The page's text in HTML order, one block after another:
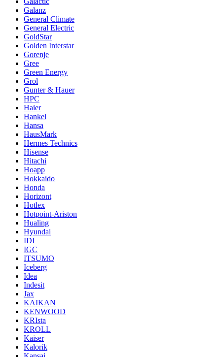
Galanz
General Climate
General Electric
GoldStar
Golden Interstar
Gorenje
Gree
Green Energy
Grol
Gunter & Hauer
HPC
Haier
Hankel
Hansa
HausMark
Hermes Technics
Hisense
Hitachi
Hoapp
Hokkaido
Honda
Horizont
Hotlex
Hotpoint-Ariston
Hualing
Hyundai
IDI
IGC
ITSUMO
Iceberg
Idea
Indesit
Jax
KAIKAN
KENWOOD
KRIsta
KROLL
Kaiser
Kalorik